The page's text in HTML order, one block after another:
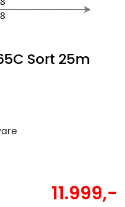
Sort 25m
11.999,-